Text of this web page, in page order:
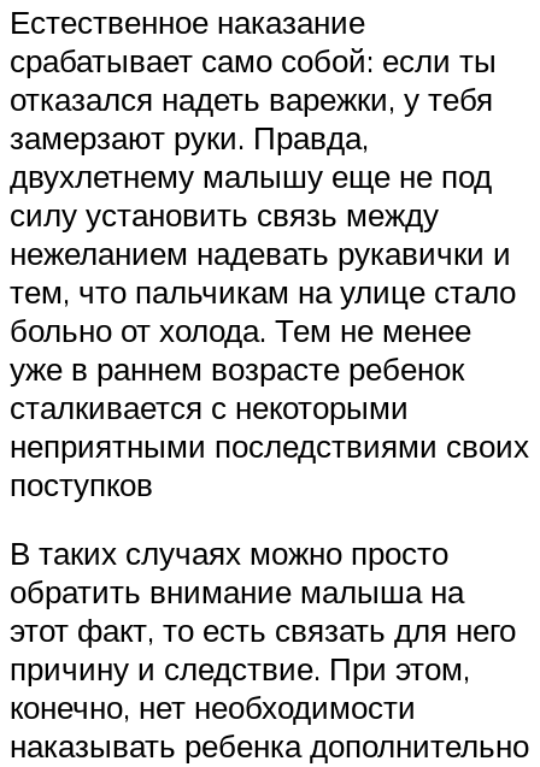
Естественное наказание
срабатывает само собой: если ты
отказался надеть варежки, у тебя
замерзают руки. Правда,
двухлетнему малышу еще не под
силу установить связь между
нежеланием надевать рукавички и
тем, что пальчикам на улице стало
больно от холода. Тем не менее
уже в раннем возрасте ребенок
сталкивается с некоторыми
неприятными последствиями своих
поступков
В таких случаях можно просто
обратить внимание малыша на
этот факт, то есть связать для него
причину и следствие. При этом,
конечно, нет необходимости
наказывать ребенка дополнительно